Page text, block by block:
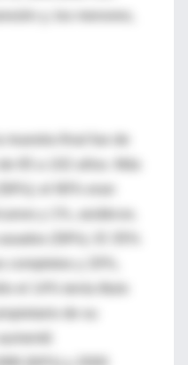
y, los menores,
el 14% tenía título
de su